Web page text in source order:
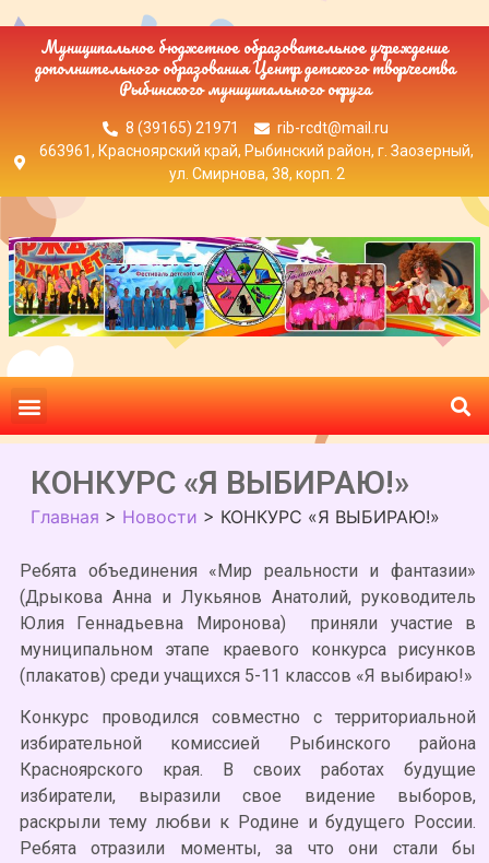
Муниципальное бюджетное образовательное учреждение
дополнительного образования Центр детского творчества
Рыбинского муниципального округа
8 (39165) 21971
rib-rcdt@mail.ru
663961, Красноярский край, Рыбинский район, г. Заозерный,
ул. Смирнова, 38, корп. 2
КОНКУРС «Я ВЫБИРАЮ!»
Главная > Новости > КОНКУРС «Я ВЫБИРАЮ!»
Ребята объединения «Мир реальности и фантазии»
(Дрыкова Анна и Лукьянов Анатолий, руководитель
Юлия Геннадьевна Миронова) приняли участие в
муниципальном этапе краевого конкурса рисунков
(плакатов) среди учащихся 5-11 классов «Я выбираю!»
Конкурс проводился совместно с территориальной
избирательной комиссией Рыбинского района
Красноярского края. В своих работах будущие
избиратели, выразили свое видение выборов,
раскрыли тему любви к Родине и будущего России.
Ребята отразили моменты, за что они стали бы